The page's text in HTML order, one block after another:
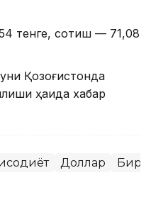
тенге, сотиш — 71,08
Қозоғистонда
ҳақида хабар
Доллар